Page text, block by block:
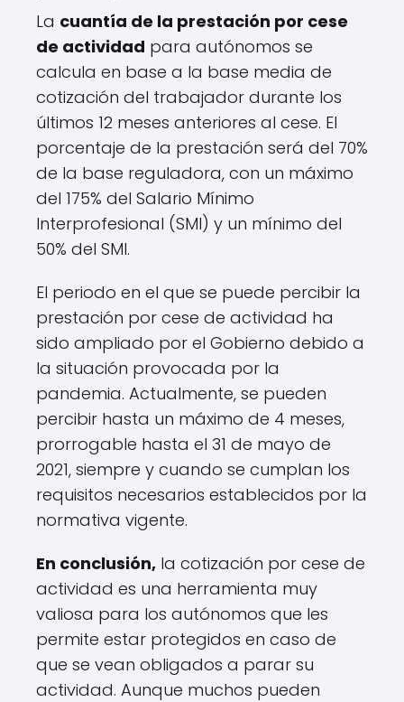
La cuantía de la prestación por cese
de actividad para autónomos se
calcula en base a la base media de
cotización del trabajador durante los
últimos 12 meses anteriores al cese. El
porcentaje de la prestación será del 70%
de la base reguladora, con un máximo
del 175% del Salario Mínimo
Interprofesional (SMI) y un mínimo del
50% del SMI.
El periodo en el que se puede percibir la
prestación por cese de actividad ha
sido ampliado por el Gobierno debido a
la situación provocada por la
pandemia. Actualmente, se pueden
percibir hasta un máximo de 4 meses,
prorrogable hasta el 31 de mayo de
2021, siempre y cuando se cumplan los
requisitos necesarios establecidos por la
normativa vigente.
En conclusión, la cotización por cese de
actividad es una herramienta muy
valiosa para los autónomos que les
permite estar protegidos en caso de
que se vean obligados a parar su
actividad. Aunque muchos pueden